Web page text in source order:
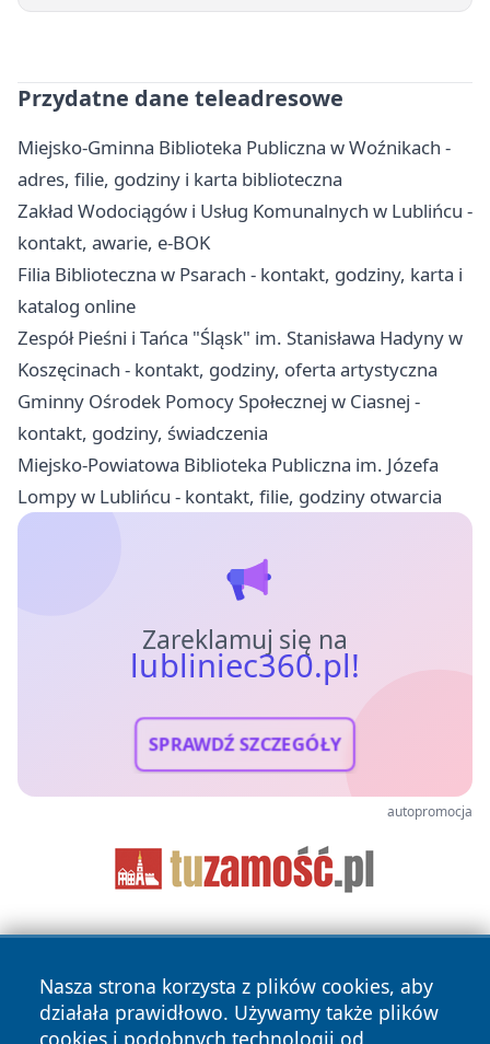
Przydatne dane teleadresowe
Miejsko-Gminna Biblioteka Publiczna w Woźnikach -
adres, filie, godziny i karta biblioteczna
Zakład Wodociągów i Usług Komunalnych w Lublińcu -
kontakt, awarie, e-BOK
Filia Biblioteczna w Psarach - kontakt, godziny, karta i
katalog online
Zespół Pieśni i Tańca "Śląsk" im. Stanisława Hadyny w
Koszęcinach - kontakt, godziny, oferta artystyczna
Gminny Ośrodek Pomocy Społecznej w Ciasnej -
kontakt, godziny, świadczenia
Miejsko-Powiatowa Biblioteka Publiczna im. Józefa
Lompy w Lublińcu - kontakt, filie, godziny otwarcia
Zareklamuj się na
lubliniec360.pl!
SPRAWDŹ SZCZEGÓŁY
autopromocja
Nasza strona korzysta z plików cookies, aby
działała prawidłowo. Używamy także plików
cookies i podobnych technologii od